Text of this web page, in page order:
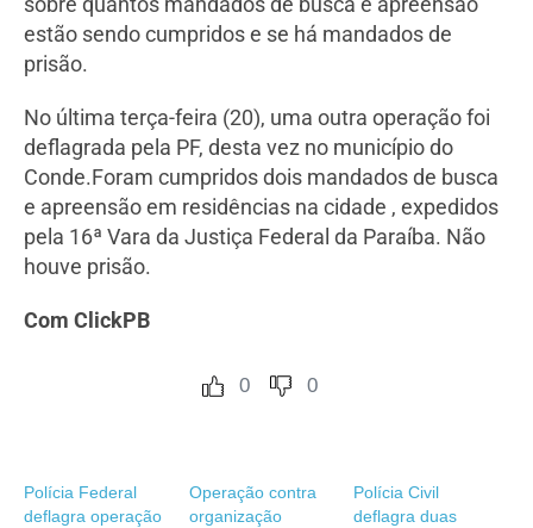
estão sendo cumpridos e se há mandados de
prisão.
No última terça-feira (20), uma outra operação foi
deflagrada pela PF, desta vez no município do
Conde.Foram cumpridos dois mandados de busca
e apreensão em residências na cidade , expedidos
pela 16ª Vara da Justiça Federal da Paraíba. Não
houve prisão.
Com ClickPB
0 0
Polícia Federal
deflagra operação
Operação contra
organização
Polícia Civil
deflagra duas